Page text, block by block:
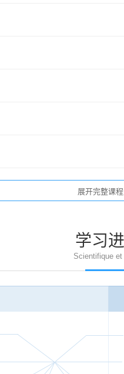
展开完整课
学习
Scientifique et